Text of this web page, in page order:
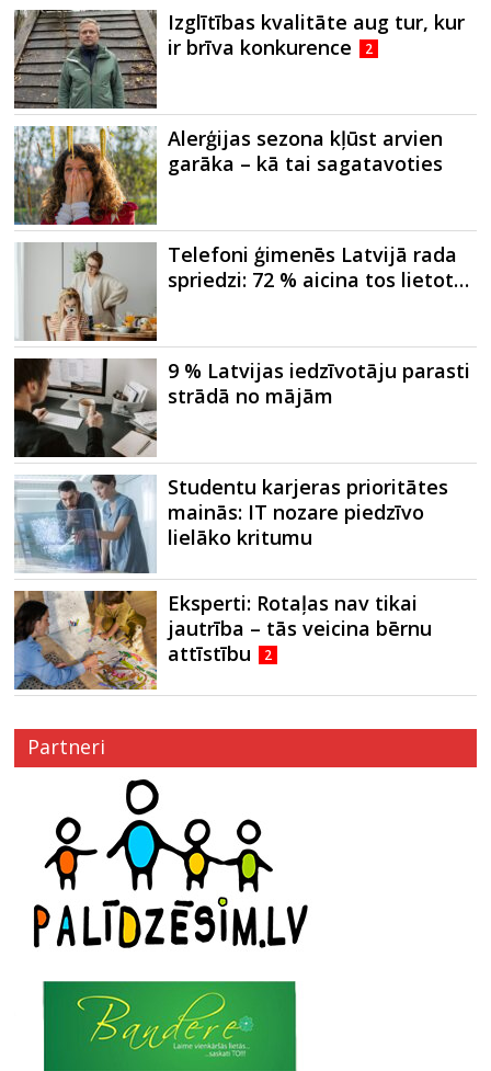
Izglītības kvalitāte aug tur, kur
ir brīva konkurence
2
Alerģijas sezona kļūst arvien
garāka – kā tai sagatavoties
Telefoni ģimenēs Latvijā rada
spriedzi: 72 % aicina tos lietot…
9 % Latvijas iedzīvotāju parasti
strādā no mājām
Studentu karjeras prioritātes
mainās: IT nozare piedzīvo
lielāko kritumu
Eksperti: Rotaļas nav tikai
jautrība – tās veicina bērnu
attīstību
2
Partneri